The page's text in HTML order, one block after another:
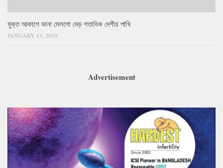
মুক্ত আকাশে ডানা মেললো দেড় শতাধিক দেশীয় পাখি
JANUARY 13, 2019
Advertisement